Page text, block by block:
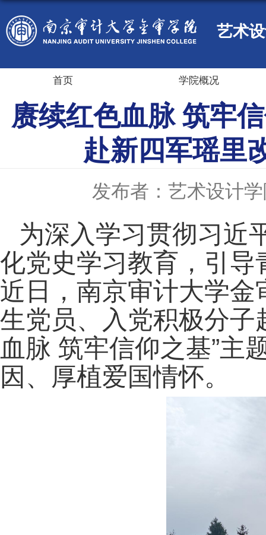
艺术
首页 学院概况
赓续红色血脉 筑牢
赴新四军瑶里
发布者：艺术设计
为深入学习贯彻习近
化党史学习教育，引
近日，南京审计大学
生党员、入党积极分子
血脉 筑牢信仰之基”主
因、厚植爱国情怀。